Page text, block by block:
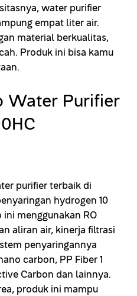
water purifier
empat liter air.
material berkualitas,
Produk ini bisa kamu
Purifier
purifier terbaik di
hydrogen 10
menggunakan RO
aliran air, kinerja filtrasi
penyaringannya
carbon, PP Fiber 1
Carbon dan lainnya.
produk ini mampu